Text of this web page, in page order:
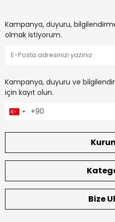
Kampanya, duyuru,
olmak istiyorum.
Kampanya, duyuru ve
için kayıt olun.
Bize